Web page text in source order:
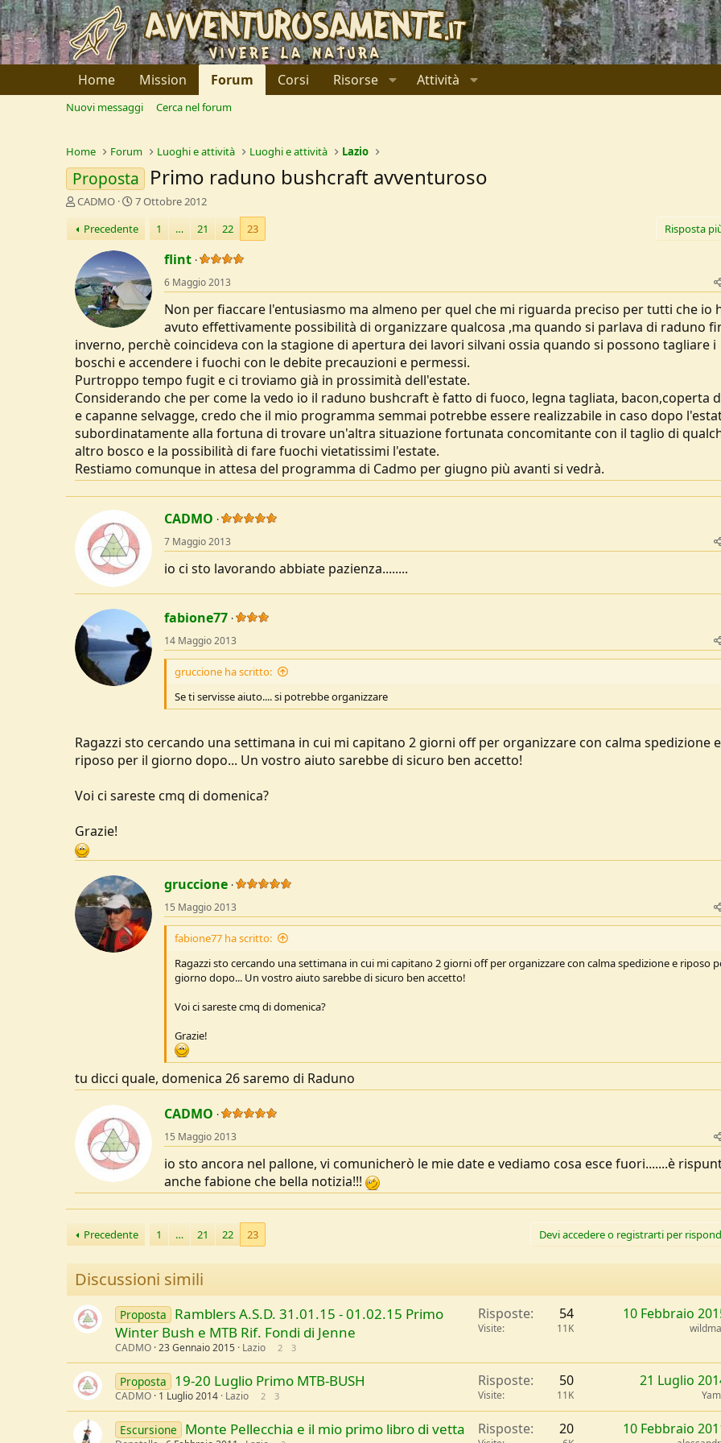
Home Mission Forum Corsi Risorse Attività
Nuovi messaggi Cerca nel forum
Home Forum Luoghi e attività Luoghi e attività Lazio
Proposta Primo raduno bushcraft avventuroso
C
e
a
o
r
e
D
s
c
u
s
s
i
o
n
e
CADMO
D
t
a
d
i
I
n
i
i
o
7 Ottobre 2012
Precedente
1 … 21 22 23 Risposta
flint
6 Maggio 2013
Non per fiaccare l'entusiasmo ma almeno per quel che mi riguarda preciso per tutti che io
avuto effettivamente possibilità di organizzare qualcosa ,ma quando si parlava di raduno
inverno, perchè coincideva con la stagione di apertura dei lavori silvani ossia quando si possono tagliare i
boschi e accendere i fuochi con le debite precauzioni e permessi.
Purtroppo tempo fugit e ci troviamo già in prossimità dell'estate.
Considerando che per come la vedo io il raduno bushcraft è fatto di fuoco, legna tagliata, bacon,coperta
e capanne selvagge, credo che il mio programma semmai potrebbe essere realizzabile in caso dopo
subordinatamente alla fortuna di trovare un'altra situazione fortunata concomitante con il taglio di
altro bosco e la possibilità di fare fuochi vietatissimi l'estate.
Restiamo comunque in attesa del programma di Cadmo per giugno più avanti si vedrà.
CADMO
7 Maggio 2013
io ci sto lavorando abbiate pazienza........
fabione77
14 Maggio 2013
gruccione ha scritto:
Se ti servisse aiuto.... si potrebbe organizzare
Ragazzi sto cercando una settimana in cui mi capitano 2 giorni off per organizzare con calma spedizione e
riposo per il giorno dopo... Un vostro aiuto sarebbe di sicuro ben accetto!
Voi ci sareste cmq di domenica?
Grazie!
gruccione
15 Maggio 2013
fabione77 ha scritto:
Ragazzi sto cercando una settimana in cui mi capitano 2 giorni off per organizzare con calma spedizione e riposo
giorno dopo... Un vostro aiuto sarebbe di sicuro ben accetto!
Voi ci sareste cmq di domenica?
Grazie!
tu dicci quale, domenica 26 saremo di Raduno
CADMO
15 Maggio 2013
io sto ancora nel pallone, vi comunicherò le mie date e vediamo cosa esce fuori.......è
anche fabione che bella notizia!!!
Precedente 1 … 21 22 23 Devi accedere o registrarti per
Discussioni simili
Proposta
Ramblers A.S.D. 31.01.15 - 01.02.15 Primo
Winter Bush e MTB Rif. Fondi di Jenne
CADMO 23 Gennaio 2015 Lazio 2 3
Risposte 54
Visite 11K
10 Febbraio
Proposta 19-20 Luglio Primo MTB-BUSH
CADMO 1 Luglio 2014 Lazio 2 3
Risposte 50
Visite 11K
21 Luglio
Escursione Monte Pellecchia e il mio primo libro di vetta Risposte 20 10 Febbraio